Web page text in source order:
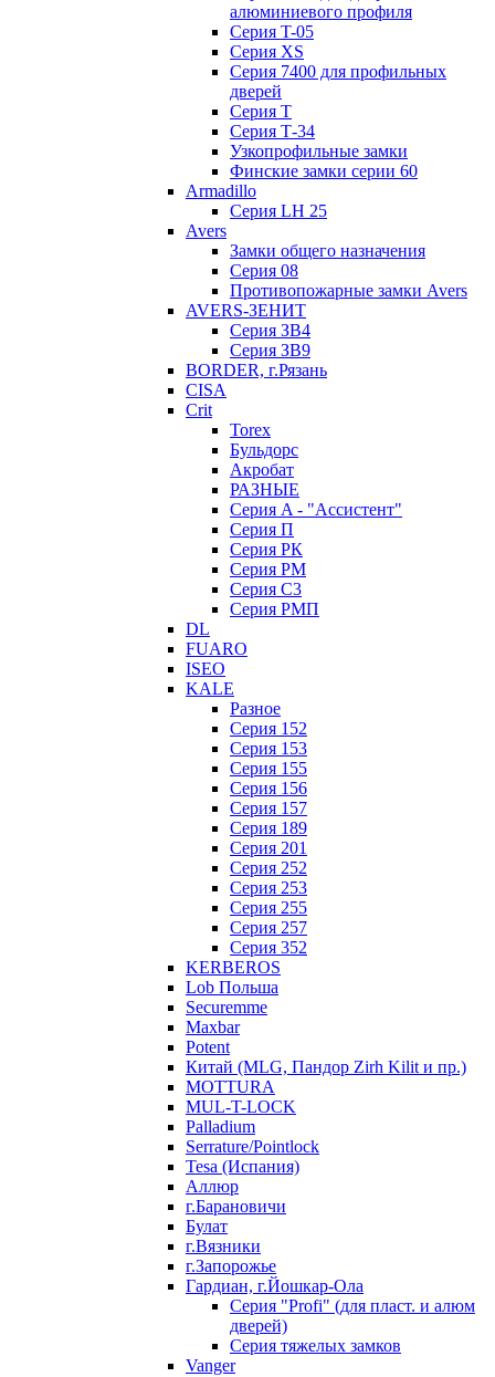
алюминиевого профиля
Серия T-05
Серия XS
Серия 7400 для профильных
дверей
Серия Т
Серия Т-34
Узкопрофильные замки
Финские замки серии 60
Armadillo
Серия LH 25
Avers
Замки общего назначения
Серия 08
Противопожарные замки Avers
AVERS-ЗЕНИТ
Серия ЗВ4
Серия ЗВ9
BORDER, г.Рязань
CISA
Crit
Torex
Бульдорс
Акробат
РАЗНЫЕ
Серия A - "Ассистент"
Серия П
Серия РК
Серия РМ
Серия С3
Серия РМП
DL
FUARO
ISEO
KALE
Разное
Серия 152
Серия 153
Серия 155
Серия 156
Серия 157
Серия 189
Серия 201
Серия 252
Серия 253
Серия 255
Серия 257
Серия 352
KERBEROS
Lob Польша
Securemme
Maxbar
Potent
Китай (MLG, Пандор Zirh Kilit и пр.)
MOTTURA
MUL-T-LOCK
Palladium
Serrature/Pointlock
Tesa (Испания)
Аллюр
г.Барановичи
Булат
г.Вязники
г.Запорожье
Гардиан, г.Йошкар-Ола
Серия "Profi" (для пласт. и алюм
дверей)
Серия тяжелых замков
Vanger